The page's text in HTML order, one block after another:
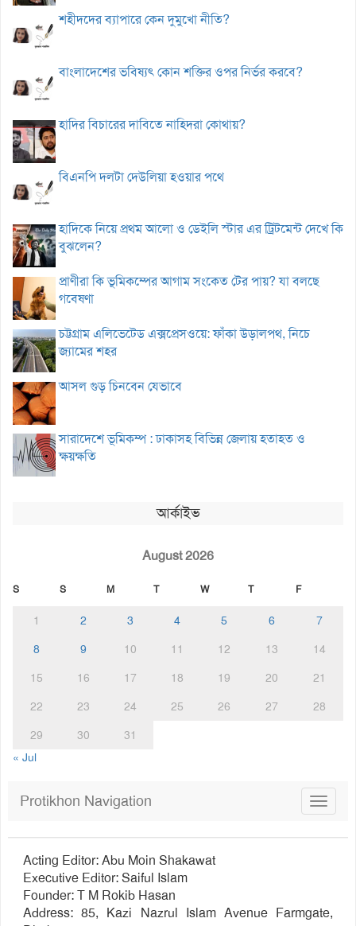
শহীদদের ব্যাপারে কেন দুমুখো নীতি?
বাংলাদেশের ভবিষ্যৎ কোন শক্তির ওপর নির্ভর করবে?
হাদির বিচারের দাবিতে নাহিদরা কোথায়?
বিএনপি দলটা দেউলিয়া হওয়ার পথে
হাদিকে নিয়ে প্রথম আলো ও ডেইলি স্টার এর ট্রিটমেন্ট দেখে কি
বুঝলেন?
প্রাণীরা কি ভূমিকম্পের আগাম সংকেত টের পায়? যা বলছে
গবেষণা
চট্টগ্রাম এলিভেটেড এক্সপ্রেসওয়ে: ফাঁকা উড়ালপথ, নিচে
জ্যামের শহর
আসল গুড় চিনবেন যেভাবে
সারাদেশে ভূমিকম্প : ঢাকাসহ বিভিন্ন জেলায় হতাহত ও
ক্ষয়ক্ষতি
আর্কাইভ
August 2026
S S M T W T F
1 2 3 4 5 6
7
8
9 10 11 12 13
14
15
16 17 18 19 20
21
22
23 24 25 26 27
28
29
30
31
« Jul
Toggle
Protikhon Navigation
Acting Editor: Abu Moin Shakawat
Executive Editor: Saiful Islam
Founder: T M Rokib Hasan
Address: 85, Kazi Nazrul Islam Avenue Farmgate,